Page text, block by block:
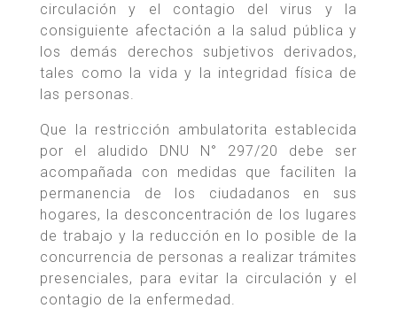
circulación y el contagio del virus y la
consiguiente afectación a la salud pública y
los demás derechos subjetivos derivados,
tales como la vida y la integridad física de
las personas.
Que la restricción ambulatorita establecida
por el aludido DNU N° 297/20 debe ser
acompañada con medidas que faciliten la
permanencia de los ciudadanos en sus
hogares, la desconcentración de los lugares
de trabajo y la reducción en lo posible de la
concurrencia de personas a realizar trámites
presenciales, para evitar la circulación y el
contagio de la enfermedad.